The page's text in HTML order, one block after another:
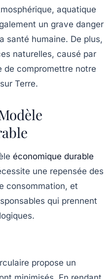
aquatique
un grave danger
santé humaine. De plus,
naturelles, causé par
de compromettre notre
Terre.
économique durable
une repensée des
consommation, et
qui prennent
propose un